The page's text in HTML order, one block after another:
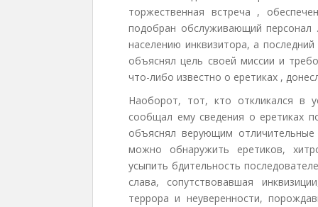
торжественная встреча ,
подобран обслуживающий персонал
населению инквизитора, а
объяснял цель своей миссии и
что-либо известно о еретиках ,
Наоборот, тот, кто откликался в
сообщал ему сведения о еретиках
объяснял верующим
можно обнаружить еретиков,
усыпить бдительность
слава, сопутствовавшая
террора и неуверенности,